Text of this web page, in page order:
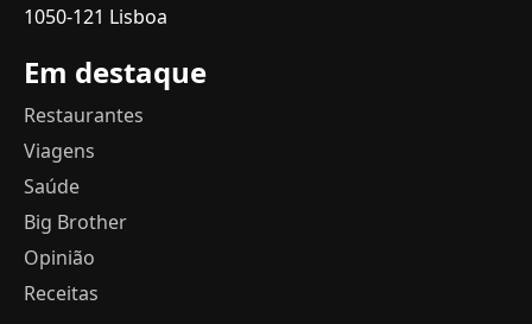
1050-121 Lisboa
Em destaque
Restaurantes
Viagens
Saúde
Big Brother
Opinião
Receitas